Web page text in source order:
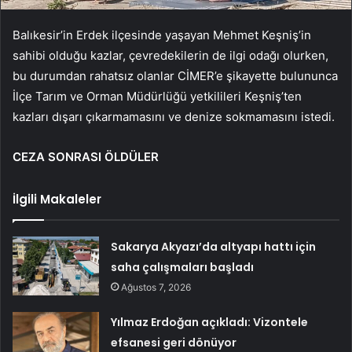
Balıkesir’in Erdek ilçesinde yaşayan Mehmet Keşniş’in
sahibi olduğu kazlar, çevredekilerin de ilgi odağı olurken,
bu durumdan rahatsız olanlar CİMER’e şikayette bulununca
İlçe Tarım ve Orman Müdürlüğü yetkilileri Keşniş’ten
kazları dışarı çıkarmamasını ve denize sokmamasını istedi.
CEZA SONRASI ÖLDÜLER
İlgili Makaleler
Sakarya Akyazı’da altyapı hattı için
saha çalışmaları başladı
Ağustos 7, 2026
Yılmaz Erdoğan açıkladı: Vizontele
efsanesi geri dönüyor